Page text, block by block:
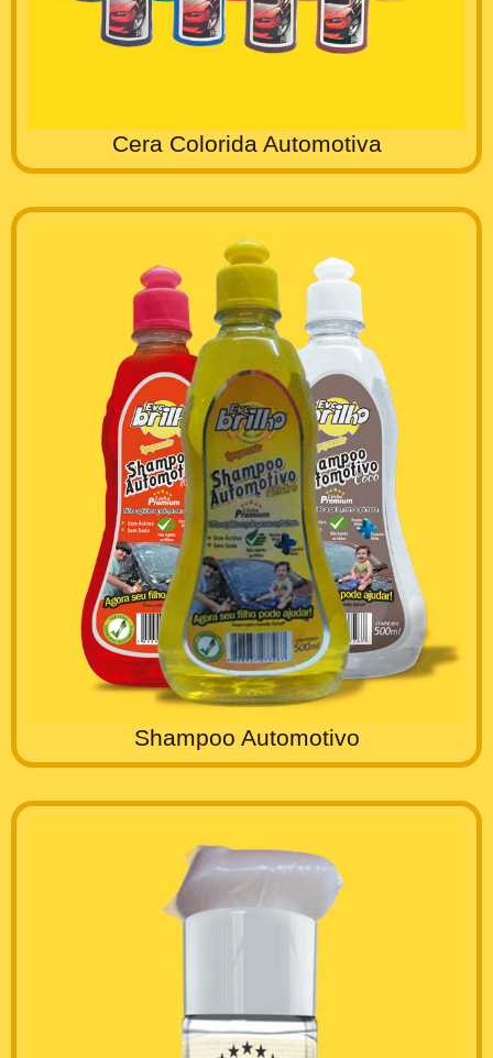
Cera Colorida Automotiva
Shampoo Automotivo